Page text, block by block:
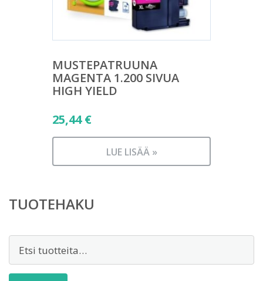
MUSTEPATRUUNA
MAGENTA 1.200 SIVUA
HIGH YIELD
25,44€
LUE LISÄÄ »
TUOTEHAKU